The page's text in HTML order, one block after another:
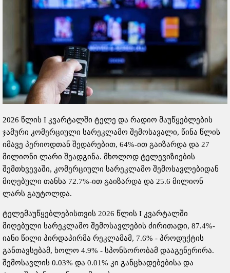
2026 წლის I კვარტალში ტელე და რადიო მაუწყებლების
ჯამური კომერციული სარეკლამო შემოსავალი, წინა წლის
იმავე პერიოდთან შედარებით, 64%-ით გაიზარდა და 27
მილიონი ლარი შეადგინა. მხოლოდ ტელევიზიების
შემთხვევაში, კომერციული სარეკლამო შემოსავლებიდან
მიღებული თანხა 72.7%-ით გაიზარდა და 25.6 მილიონ
ლარს გაუტოლდა.
ტელემაუწყებლებისთვის 2026 წლის I კვარტალში
მიღებული სარეკლამო შემოსავლების ძირითადი, 87.4%-
იანი წილი პირდაპირმა რეკლამამ, 7.6% - პროდუქტის
განთავსებამ, ხოლო 4.9% - სპონსორობამ დააგენერირა.
შემოსავლის 0.03% და 0.01% კი განცხადებებისა და